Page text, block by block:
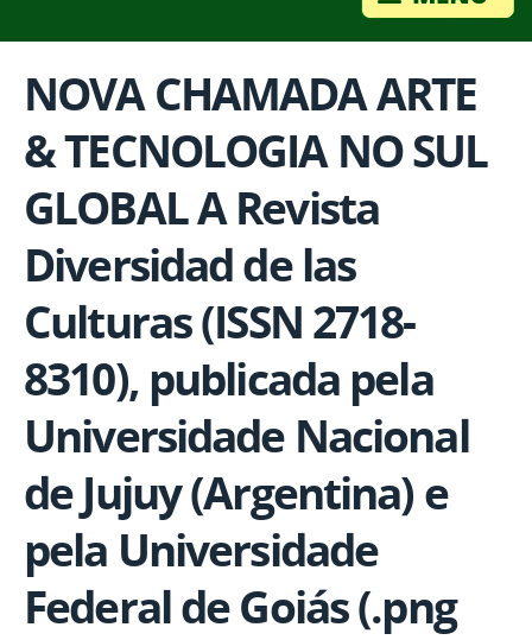
NOVA CHAMADA ARTE
& TECNOLOGIA NO SUL
GLOBAL A Revista
Diversidad de las
Culturas (ISSN 2718-
8310), publicada pela
Universidade Nacional
de Jujuy (Argentina) e
pela Universidade
Federal de Goiás (.png